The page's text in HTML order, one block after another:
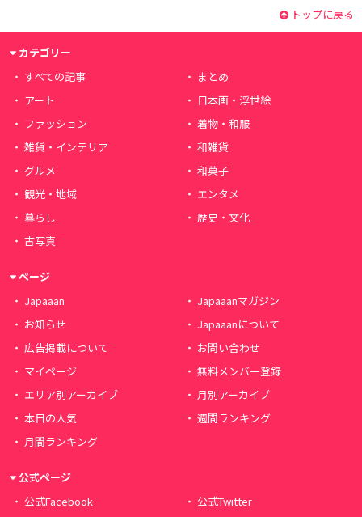
トップに戻る
カテゴリー
すべての記事
まとめ
アート
日本画・浮世絵
ファッション
着物・和服
雑貨・インテリア
和雑貨
グルメ
和菓子
観光・地域
エンタメ
暮らし
歴史・文化
古写真
ページ
Japaaan
Japaaanマガジン
お知らせ
Japaaanについて
広告掲載について
お問い合わせ
マイページ
無料メンバー登録
エリア別アーカイブ
月別アーカイブ
本日の人気
週間ランキング
月間ランキング
公式ページ
公式Facebook
公式Twitter